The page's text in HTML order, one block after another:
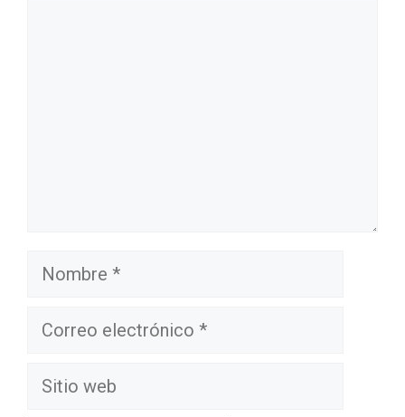
Nombre
Correo
Sitio